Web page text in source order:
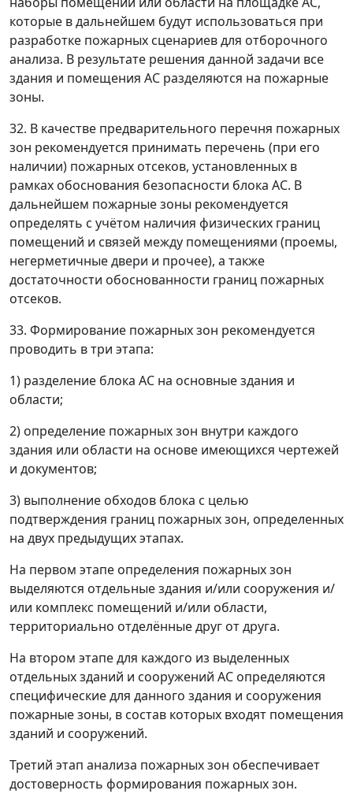
которые в дальнейшем будут использоваться при
разработке пожарных сценариев для отборочного
анализа. В результате решения данной задачи все
здания и помещения АС разделяются на пожарные
зоны.
32. В качестве предварительного перечня пожарных
зон рекомендуется принимать перечень (при его
наличии) пожарных отсеков, установленных в
рамках обоснования безопасности блока АС. В
дальнейшем пожарные зоны рекомендуется
определять с учётом наличия физических границ
помещений и связей между помещениями (проемы,
негерметичные двери и прочее), а также
достаточности обоснованности границ пожарных
отсеков.
33. Формирование пожарных зон рекомендуется
проводить в три этапа:
1) разделение блока АС на основные здания и
области;
2) определение пожарных зон внутри каждого
здания или области на основе имеющихся чертежей
и документов;
3) выполнение обходов блока с целью
подтверждения границ пожарных зон, определенных
на двух предыдущих этапах.
На первом этапе определения пожарных зон
выделяются отдельные здания и/или сооружения и/
или комплекс помещений и/или области,
территориально отделённые друг от друга.
На втором этапе для каждого из выделенных
отдельных зданий и сооружений АС определяются
специфические для данного здания и сооружения
пожарные зоны, в состав которых входят помещения
зданий и сооружений.
Третий этап анализа пожарных зон обеспечивает
достоверность формирования пожарных зон.